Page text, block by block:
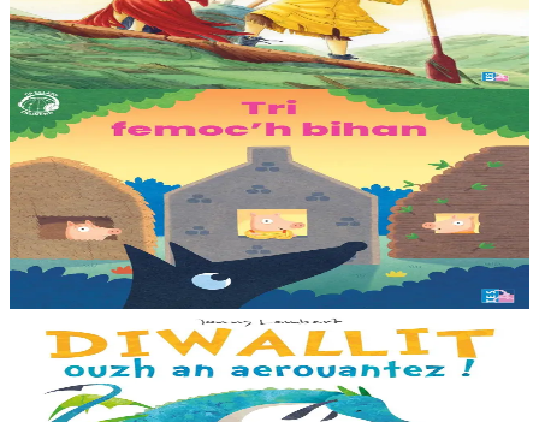
ennañ ken. Div c’hoar zo o chom war un enez plastik, o klask bevañ
evel ma c’hallont, e-touez al lastez....
Er stok25,00 €
3 bloaz hag ouzhpenn
TES
Tri femoc'h bihan
Ur wech e oa tri femoc’h bihan hag a veve eürus gant o zud. Un
deiz koulskoude e voe poent da bep hini kaout e di ! Ur rummad
savet a-ratozh evit ar vugale...
Bannoù-heol
Diwallit ouzh an aerouantez !